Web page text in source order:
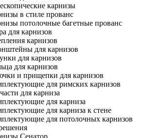
карнизы
в стиле прованс
потолочные багетные прованс
для карнизов
карнизов
для карнизов
для карнизов
для карнизов
и прищепки для карнизов
для римских карнизов
для карниза
для карниза
для карниза к стене
для потолочных карнизов
Сенатор